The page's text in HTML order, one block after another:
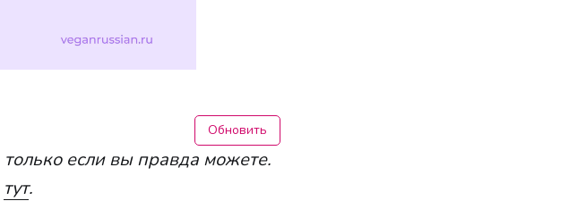
Обновить
только если вы правда можете.
тут.